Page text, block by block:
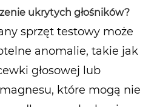
ukrytych głośników?
sprzęt testowy może
anomalie, takie jak
głosowej lub
które mogą nie